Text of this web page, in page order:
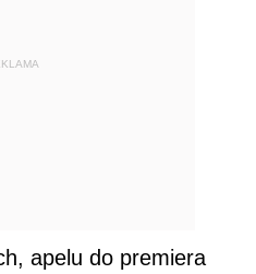
apelu do premiera